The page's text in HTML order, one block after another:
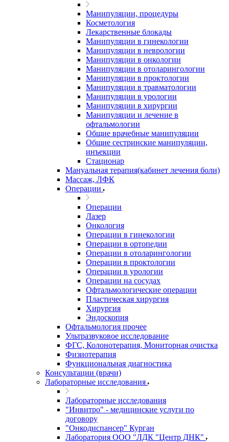
Манипуляции, процедуры
Косметология
Лекарственные блокады
Манипуляции в гинекологии
Манипуляции в неврологии
Манипуляции в онкологии
Манипуляции в отоларингологии
Манипуляции в проктологии
Манипуляции в травматологии
Манипуляции в урологии
Манипуляции в хирургии
Манипуляции и лечение в
офтальмологии
Общие врачебные манипуляции
Общие сестринские манипуляции,
инъекции
Стационар
Мануальная терапия(кабинет лечения боли)
Массаж, ЛФК
Операции
Операции
Лазер
Онкология
Операции в гинекологии
Операции в ортопедии
Операции в отоларингологии
Операции в проктологии
Операции в урологии
Операции на сосудах
Офтальмологические операции
Пластическая хирургия
Хирургия
Эндоскопия
Офтальмология прочее
Ультразвуковое исследование
ФГС, Колонотерапия, Мониторная очистка
Физиотерапия
Функциональная диагностика
Консультации (врачи)
Лабораторные исследования
Лабораторные исследования
"Инвитро" - медицинские услуги по
договору
"Онкодиспансер" Курган
Лаборатория ООО "ЛДК "Центр ДНК"